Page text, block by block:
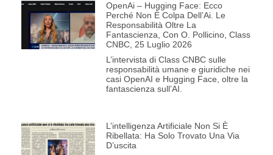
OpenAi – Hugging Face: Ecco
Perché Non È Colpa Dell’Ai. Le
Responsabilità Oltre La
Fantascienza, Con O. Pollicino, Class
CNBC, 25 Luglio 2026
L’intervista di Class CNBC sulle
responsabilità umane e giuridiche nei
casi OpenAI e Hugging Face, oltre la
fantascienza sull’AI.
L’intelligenza Artificiale Non Si È
Ribellata: Ha Solo Trovato Una Via
D’uscita